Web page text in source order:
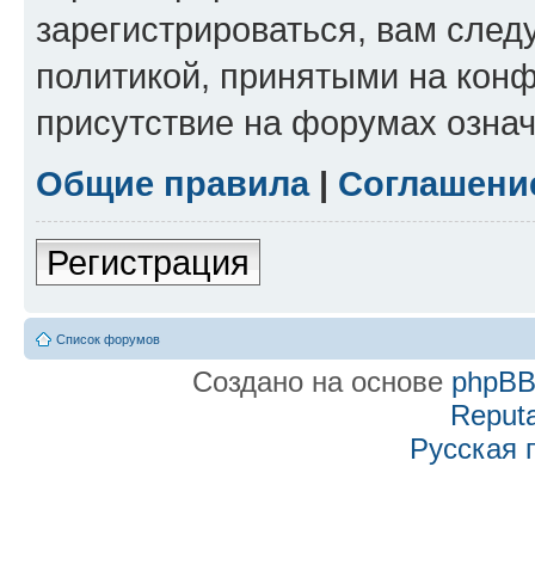
зарегистрироваться, вам
политикой, принятыми на
присутствие на форумах
Общие правила|
Регистрация
Список форумов
Создано на основе phpBB
Русская